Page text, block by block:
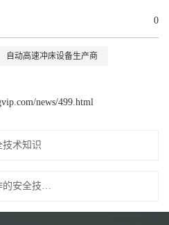
0
自动高速冲床设备生产商
news/499.html
术知识